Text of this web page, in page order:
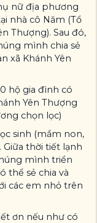
nữ địa phương
nhà cô Năm (Tổ
Thượng). Sau đó,
mình chia sẻ
xã Khánh Yên
hộ gia đình có
Yên Thượng
chọn lọc)
sinh (mầm non,
Giữa thời tiết lạnh
mình triển
thể sẻ chia và
các em nhỏ trên
ơn nếu như có